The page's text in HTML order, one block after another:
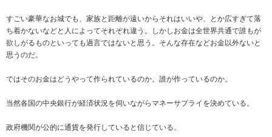
すごい豪華なお城でも、家族と距離が遠いからそれはいいや、とか広すぎて落
ち着かないなどと人によってそれぞれ違う。しかしお金は全世界共通で誰もが
欲しがるものといっても過言ではないと思う。そんな存在などお金以外ないと
思うのだ。
ではそのお金はどうやって作られているのか。誰が作っているのか。
当然各国の中央銀行が経済状況を伺いながらマネーサプライを決めている。
政府機関が公的に通貨を発行していると信じている。